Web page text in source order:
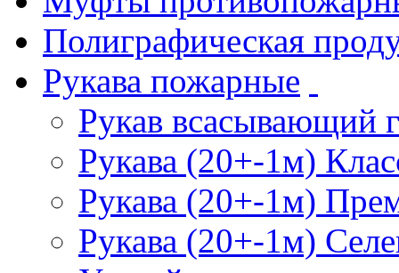
Полиграфическая
Рукава пожарные
Рукав всасывающий
Рукава (20+-1м)
Рукава (20+-1м)
Рукава (20+-1м)